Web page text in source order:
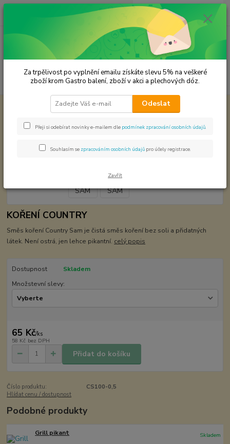
Menu
Hledat
ks
za 0,00 Kč
Koření od Samuela podle způsobu použití COUNTRY SAM
COUNTRY SAM
KOŘENÍ COUNTRY
Směs koření Country Sam je čistá směs koření bez soli a přidatných
látek. Není ostrá, jen lehce pikantní. celý popis
Dostupnost
Skladem
Množstevní slevy:
65 Kč/ks
58 Kč bez DPH
Přidat do košíku
Číslo produktu:
CS100-0,5
Hlídat cenu / dostupnost
Podobné produkty
Grill pikant
Skladem
Za trpělivost po vyplnění emailu získáte slevu 5% na veškeré
zboží krom Gastro balení, zboží v akci a plechových dóz.
Odeslat
Přeji si odebírat novinky e-mailem dle podmínek zpracování osobních údajů
Souhlasím se zpracováním osobních údajů pro účely registrace.
Zavřít